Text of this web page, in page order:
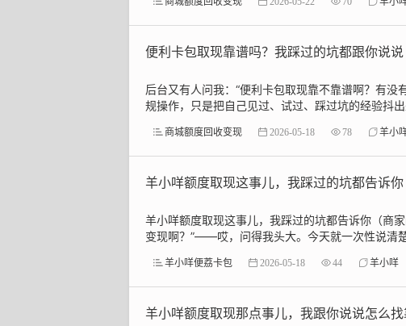
便利卡包取现靠谱吗？我踩过的坑都跟你说说
后台又有人问我：“便利卡包取现靠不靠谱啊？有
规操作，只是把自己见过、试过、踩过坑的经验抖
商城额度回收变现 2026-05-18 78 羊小
羊小咩额度取现这事儿，我踩过的坑都告诉你
羊小咩额度取现这事儿，我踩过的坑都告诉你（商
变现啊？”——哎，问得我头大。今天就一次性说清
羊小咩便荔卡包 2026-05-18 44 羊小咩
羊小咩额度取现那点事儿，我跟你说说怎么找